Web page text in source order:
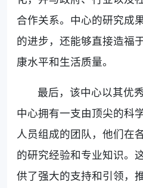
合作关系。中心的研究成
的进步，还能够直接造福
康水平和生活质量。
最后，该中心以其优
中心拥有一支由顶尖的科
人员组成的团队，他们在
的研究经验和专业知识。
供了强大的支持和引领，